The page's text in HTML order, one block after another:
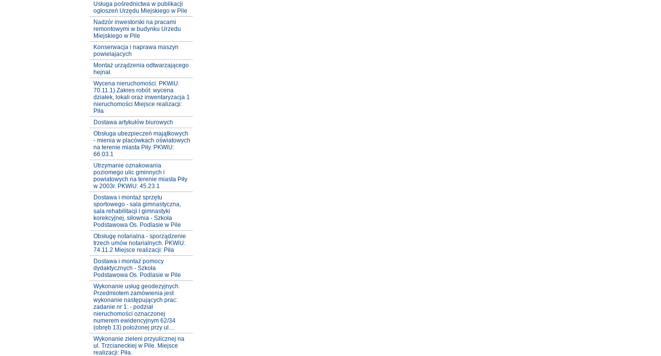
Usługa pośrednictwa w publikacji
ogłoszeń Urzędu Miejskiego w Pile
Nadzór inwestorski na pracami
remontowymi w budynku Urzedu
Miejskiego w Pile
Konserwacja i naprawa maszyn
powielajacych
Montaż urządzenia odtwarzającego
hejnał.
Wycena nieruchomości. PKWiU:
70.11.1) Zakres robót: wycena
działek, lokali oraz inwentaryzacja 1
nieruchomości Miejsce realizacji:
Piła
Dostawa artykułów biurowych
Obsługa ubezpieczeń majątkowych
- mienia w placówkach oświatowych
na terenie miasta Piły. PKWiU:
66.03.1
Utrzymanie oznakowania
poziomego ulic gminnych i
powiatowych na terenie miasta Piły
w 2003r. PKWiU: 45.23.1
Dostawa i montaż sprzętu
sportowego - sala gimnastyczna,
sala rehabilitacji i gimnastyki
korekcyjnej, siłownia - Szkoła
Podstawowa Os. Podlasie w Pile
Obsługę notarialna - sporządzenie
trzech umów notarialnych. PKWiU:
74.11.2 Miejsce realizacji: Piła
Dostawa i montaż pomocy
dydaktycznych - Szkoła
Podstawowa Os. Podlasie w Pile
Wykonanie usług geodezyjnych.
Przedmiotem zamówienia jest
wykonanie następujących prac:
zadanie nr 1: - podział
nieruchomości oznaczonej
numerem ewidencyjnym 62/34
(obręb 13) położonej przy ul....
Wykonanie zieleni przyulicznej na
ul. Trzcianeckiej w Pile. Miejsce
realizacji: Piła.